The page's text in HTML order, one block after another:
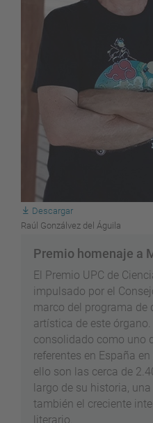
Descargar
Raúl Gonzálvez del Águila
Premio homenaje a
El Premio UPC de
impulsado por el
marco del programa
artística de este
consolidado como uno
referentes en España
ello son las cerca de
largo de su historia,
también el creciente
literario.